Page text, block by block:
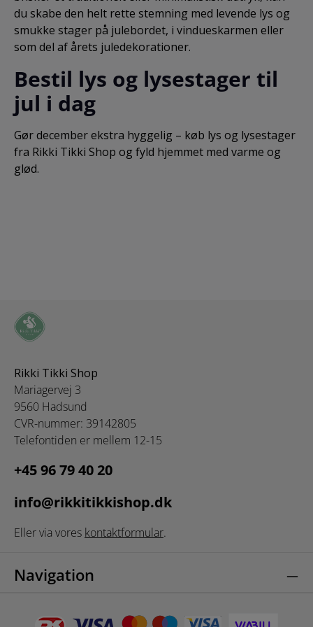
du skabe den helt rette stemning med levende lys og
smukke stager på julebordet, i vindueskarmen eller
som del af årets juledekorationer.
Bestil lys og lysestager til
jul i dag
Gør december ekstra hyggelig – køb lys og lysestager
fra Rikki Tikki Shop og fyld hjemmet med varme og
glød.
Rikki Tikki Shop
Mariagervej 3
9560 Hadsund
CVR-nummer: 39142805
Telefontiden er mellem 12-15
+45 96 79 40 20
info@rikkitikkishop.dk
Eller via vores kontaktformular.
Navigation